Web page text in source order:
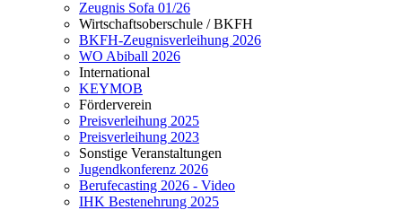
Zeugnis Sofa 01/26
Wirtschaftsoberschule / BKFH
BKFH-Zeugnisverleihung 2026
WO Abiball 2026
International
KEYMOB
Förderverein
Preisverleihung 2025
Preisverleihung 2023
Sonstige Veranstaltungen
Jugendkonferenz 2026
Berufecasting 2026 - Video
IHK Bestenehrung 2025